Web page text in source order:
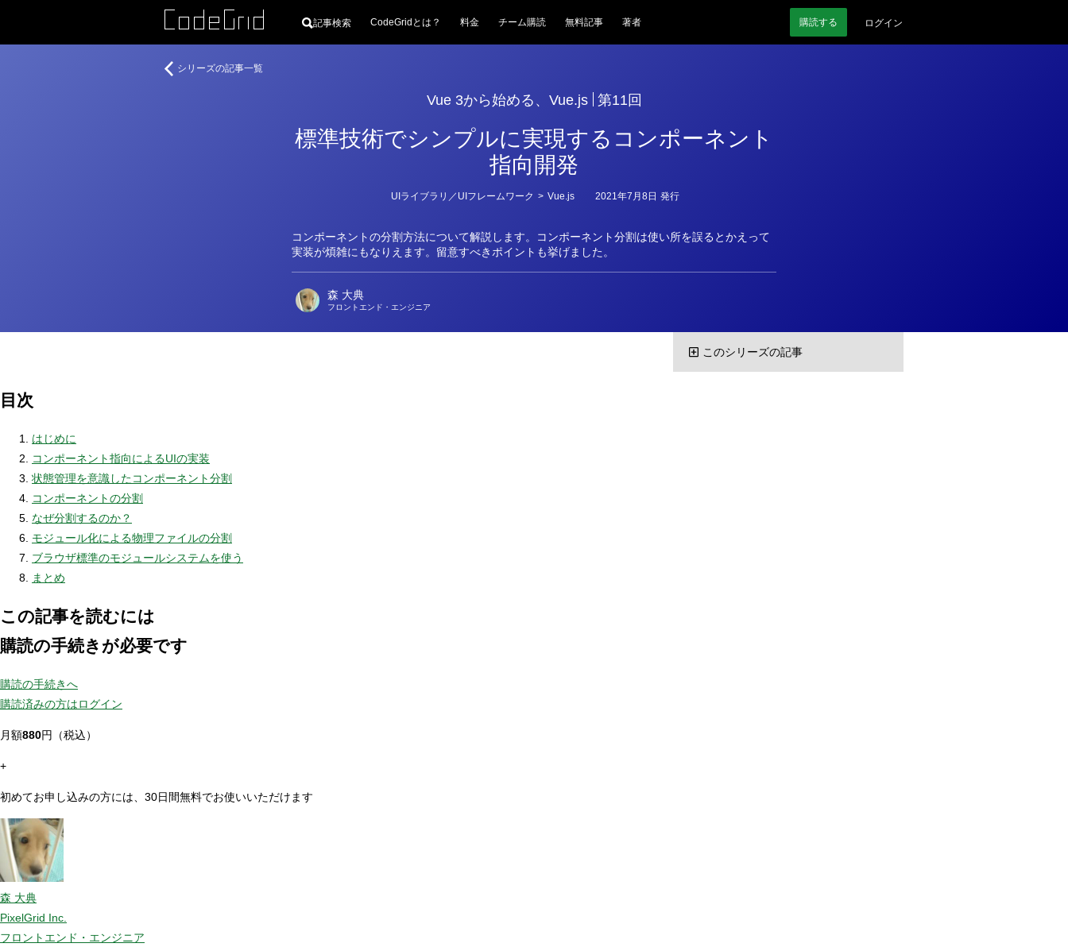
記事検索 CodeGridとは？ 料金 チーム購読 無料記事 著者 購読する ログイン
Vue 3から始める、Vue.js 第11回
標準技術でシンプルに実現するコンポーネント
指向開発
コンポーネントの分割方法について解説します。コンポーネント分割は使い所を誤るとかえって
実装が煩雑にもなりえます。留意すべきポイントも挙げました。
カ
リ
ー
UIライブラリ／UIフレームワーク > Vue.js 2021年7月8日 発行
森 大典
フロントエンド・エンジニア
Vue
シリーズの記事一覧
このシリーズの記事
目次
はじめに
コンポーネント指向によるUIの実装
状態管理を意識したコンポーネント分割
コンポーネントの分割
なぜ分割するのか？
モジュール化による物理ファイルの分割
ブラウザ標準のモジュールシステムを使う
まとめ
この記事を読むには
購読の手続きが必要です
購読の手続きへ
購読済みの方はログイン
月額880円（税込）
+
初めてお申し込みの方には、30日間無料でお使いいただけます
森 大典
PixelGrid Inc.
フロントエンド・エンジニア